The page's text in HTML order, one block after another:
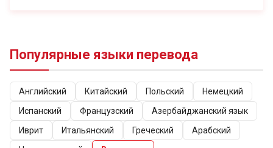
Популярные языки перевода
Английский Китайский Польский
Немецкий
Испанский
Французский
Азербайджанский язык
Иврит
Итальянский Греческий
Арабский